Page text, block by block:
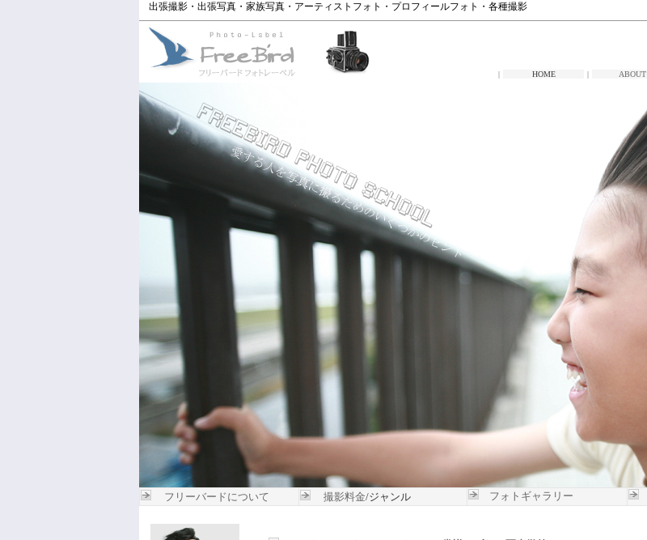
出張撮影・出張写真・家族写真・アーティストフォト・プロフィールフォト・各種撮影
| HOME | ABOUT
フリーバードについて 撮影料金/ジャンル フォトギャラリー